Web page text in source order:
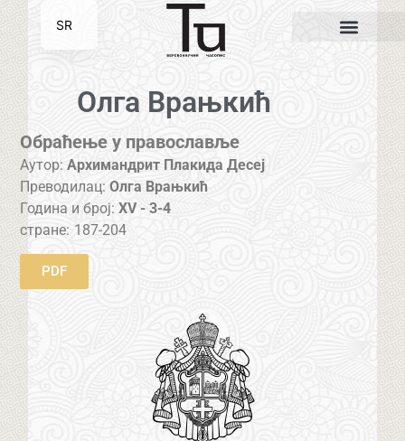
Олга Врањкић
Обраћење у православље
Аутор: Архимандрит Плакида Десеј
Преводилац: Олга Врањкић
Година и број:XV - 3-4
стране: 187-204
PDF
SR
EN